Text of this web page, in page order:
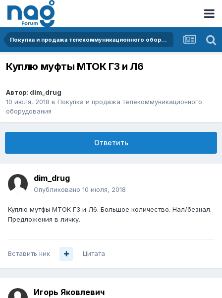
Покупка и продажа телекоммуникационного оборудования
Куплю муфты МТОК Г3 и Л6
Автор: dim_drug
10 июля, 2018 в Покупка и продажа телекоммуникационного
оборудования
Ответить
dim_drug
Опубликовано 10 июля, 2018
Куплю мутфы МТОК Г3 и Л6. Большое количество. Нал/безнал.
Предложения в личку.
Вставить ник Цитата
Игорь Яковлевич